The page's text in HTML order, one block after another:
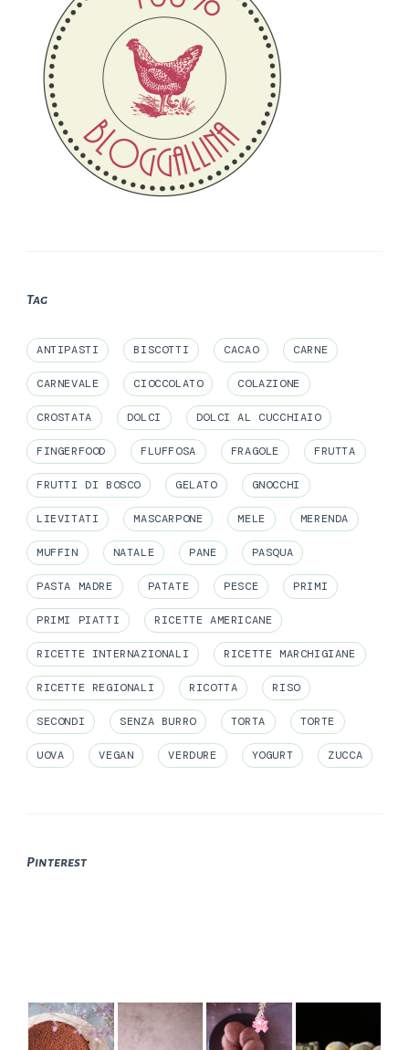
Tag
ANTIPASTI BISCOTTI CACAO CARNE
CARNEVALE CIOCCOLATO COLAZIONE
CROSTATA DOLCI DOLCI AL CUCCHIAIO
FINGERFOOD FLUFFOSA FRAGOLE FRUTTA
FRUTTI DI BOSCO GELATO GNOCCHI
LIEVITATI MASCARPONE MELE MERENDA
MUFFIN NATALE PANE PASQUA
PASTA MADRE PATATE PESCE PRIMI
PRIMI PIATTI RICETTE AMERICANE
RICETTE INTERNAZIONALI RICETTE MARCHIGIANE
RICETTE REGIONALI RICOTTA RISO
SECONDI SENZA BURRO TORTA TORTE
UOVA VEGAN VERDURE YOGURT ZUCCA
Pinterest